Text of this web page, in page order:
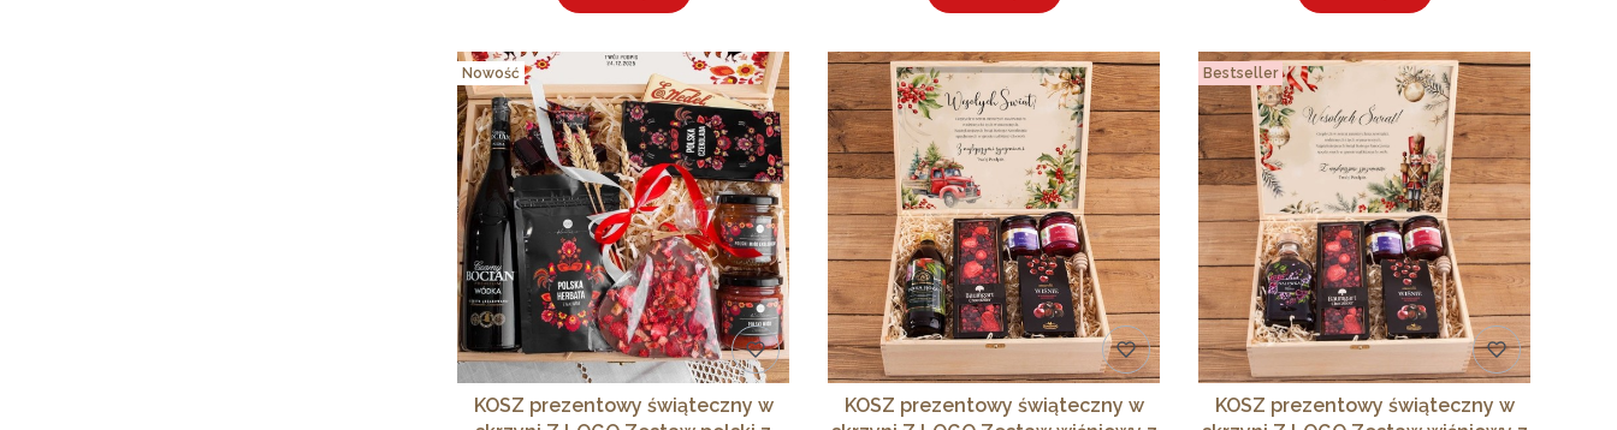
Nowość
KOSZ prezentowy świąteczny w
KOSZ prezentowy świąteczny w
Bestseller
KOSZ prezentowy świąteczny w